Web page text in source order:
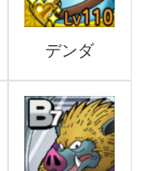
デンダ